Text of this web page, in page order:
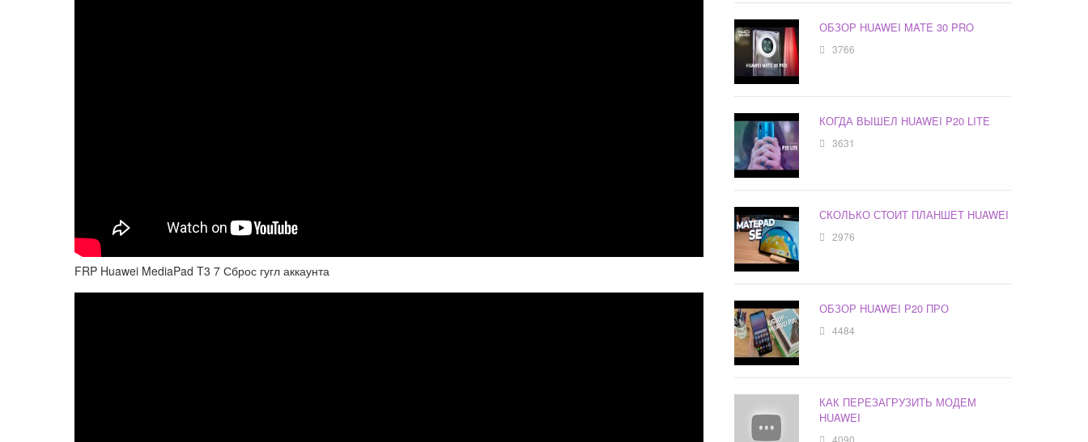
FRP Huawei MediaPad T3 7 Сброс гугл аккаунта
ОБЗОР HUAWEI MATE 30 PRO
3766
КОГДА ВЫШЕЛ HUAWEI P20 LITE
3631
СКОЛЬКО СТОИТ ПЛАНШЕТ HUAWEI
2976
ОБЗОР HUAWEI Р20 ПРО
4484
КАК ПЕРЕЗАГРУЗИТЬ МОДЕМ
HUAWEI